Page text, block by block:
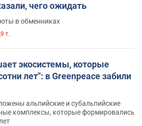
чего ожидать
в обменниках
т.
экосистемы, которые
лет": в Greenpeace забили
альпийские и субальпийские
комплексы, которые формировались